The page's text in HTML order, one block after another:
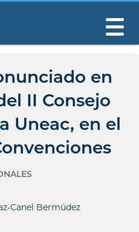
en
II Consejo
Uneac, en el
Canel Bermúdez